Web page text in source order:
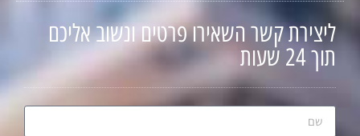
ליצירת קשר השאירו פרטים ונשוב אליכם
תוך 24 שעות